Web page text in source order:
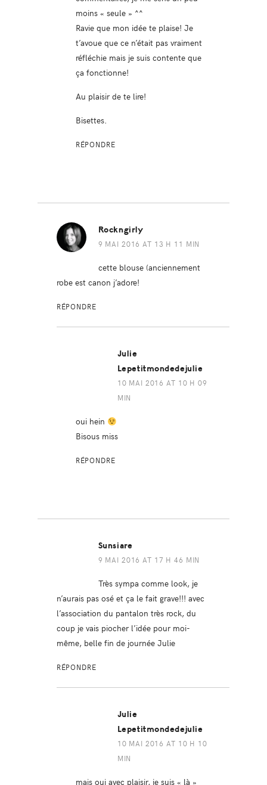
moins « seule » ^^
Ravie que mon idée te plaise! Je
t’avoue que ce n’était pas vraiment
réfléchie mais je suis contente que
ça fonctionne!
Au plaisir de te lire!
Bisettes.
RÉPONDRE
Rockngirly
9 MAI 2016 AT 13 H 11 MIN
cette blouse (anciennement
robe est canon j’adore!
RÉPONDRE
Julie
Lepetitmondedejulie
10 MAI 2016 AT 10 H 09
MIN
oui hein
Bisous miss
RÉPONDRE
Sunsiare
9 MAI 2016 AT 17 H 46 MIN
Très sympa comme look, je
n’aurais pas osé et ça le fait grave!!! avec
l’association du pantalon très rock, du
coup je vais piocher l’idée pour moi-
même, belle fin de journée Julie
RÉPONDRE
Julie
Lepetitmondedejulie
10 MAI 2016 AT 10 H 10
MIN
mais oui avec plaisir, je suis « là »